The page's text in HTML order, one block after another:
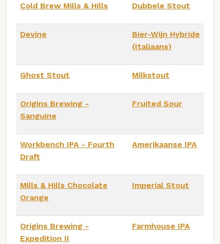
Cold Brew Mills & Hills Dubbele Stout
Devine
Bier-Wijn Hybride
(Italiaans)
Ghost Stout Milkstout
Origins Brewing -
Sanguine
Fruited Sour
Workbench IPA - Fourth
Draft
Amerikaanse IPA
Mills & Hills Chocolate
Orange
Imperial Stout
Origins Brewing -
Expedition II
Farmhouse IPA